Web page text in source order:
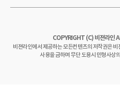
COPYRIGHT (C) 비젼라인
비젼라인에서 제공하는 모든컨텐츠의 저작권은
사용을 금하며 무단 도용시 민형사상